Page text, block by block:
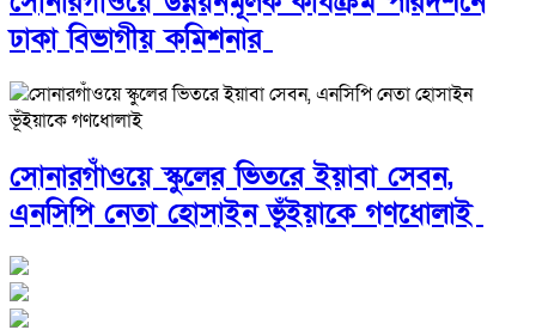
ঢাকা বিভাগীয় কমিশনার
সোনারগাঁওয়ে স্কুলের ভিতরে ইয়াবা সেবন,
এনসিপি নেতা হোসাইন ভূঁইয়াকে গণধোলাই